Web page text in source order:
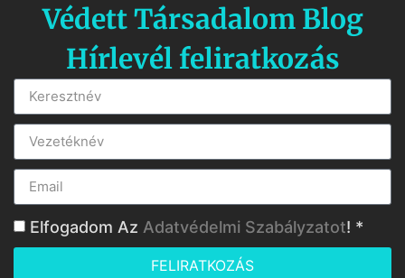
Védett Társadalom Blog
Hírlevél feliratkozás
Elfogadom Az Adatvédelmi Szabályzatot! *
FELIRATKOZÁS